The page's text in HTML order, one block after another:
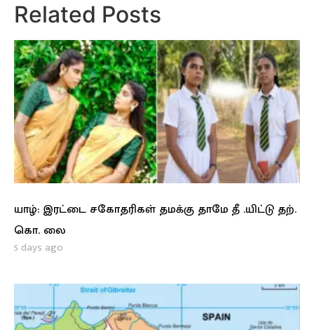
Related Posts
யாழ்: இரட்டை சகோதரிகள் தமக்கு தாமே தீ .யிட்டு தற்.
கொ. லை
5 days ago